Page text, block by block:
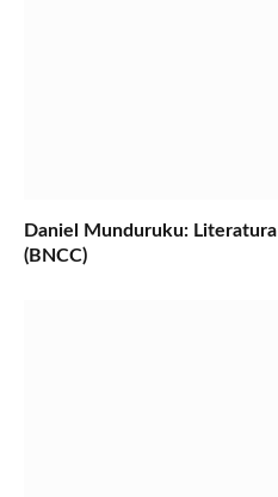
Daniel Munduruku:
(BNCC)